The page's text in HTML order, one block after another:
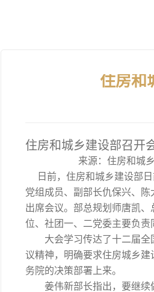
住房和
住房和城乡建设部召开
来源：住房和城乡
日前，住房和城乡建设部日
党组成员、副部长仇保兴、
出席会议。部总规划师唐凯
位、社团一、二党委主要负责
大会学习传达了十二届全国
议精神，明确要求住房城乡
务院的决策部署上来。
姜伟新部长指出，要继续做